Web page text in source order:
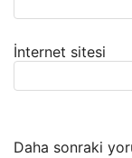
İnternet sitesi
Daha sonraki